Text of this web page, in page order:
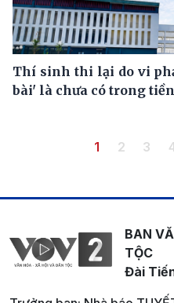
Thí sinh thi lại do vi
bài' là chưa có trong
PaginationTrang hiện
1 Trang
2 3
BAN
TỘC
Đài